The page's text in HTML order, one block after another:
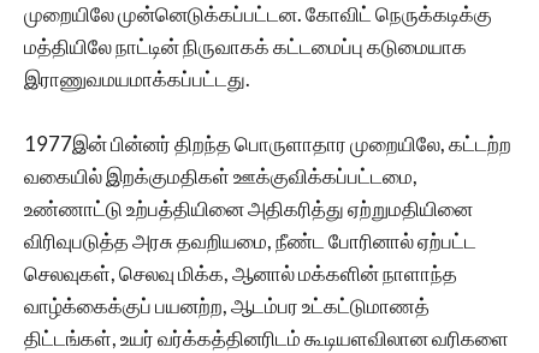
முறையிலே முன்னெடுக்கப்பட்டன. கோவிட் நெருக்கடிக்கு
மத்தியிலே நாட்டின் நிருவாகக் கட்டமைப்பு கடுமையாக
இராணுவமயமாக்கப்பட்டது.
1977இன் பின்னர் திறந்த பொருளாதார முறையிலே, கட்டற்ற
வகையில் இறக்குமதிகள் ஊக்குவிக்கப்பட்டமை,
உண்ணாட்டு உற்பத்தியினை அதிகரித்து ஏற்றுமதியினை
விரிவுபடுத்த அரசு தவறியமை, நீண்ட‌ போரினால் ஏற்பட்ட‌
செலவுகள், செலவு மிக்க, ஆனால் மக்களின் நாளாந்த
வாழ்க்கைக்குப் பயனற்ற‌, ஆடம்பர உட்கட்டுமாணத்
திட்டங்கள், உயர் வர்க்கத்தினரிடம் கூடியளவிலான வரிகளை